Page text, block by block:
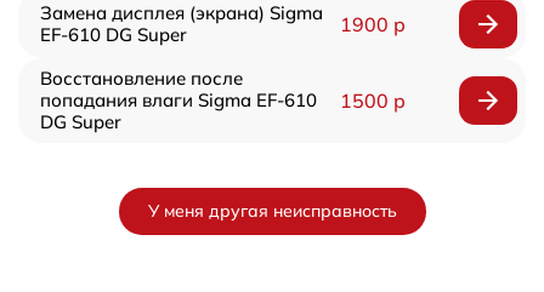
Замена дисплея (экрана) Sigma
EF-610 DG Super
1900 р
Восстановление после
попадания влаги Sigma EF-610
DG Super
1500 р
У меня другая неисправность